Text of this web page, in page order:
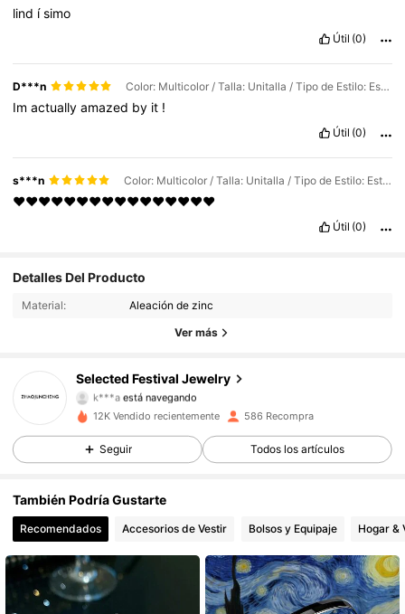
lind ísimo
Útil (0)
D***n Color: Multicolor / Talla: Unitalla / Tipo de Estilo: Estilo 1
Imactuallyamazed by it !
Útil (0)
s***n Color: Multicolor / Talla: Unitalla / Tipo de Estilo: Estilo 1
♥♥♥♥♥♥♥♥♥♥♥♥♥♥♥♥
Útil (0)
Detalles Del Producto
Material: Aleación de zinc
Ver más
Selected Festival Jewelry
4,86 269 Seguidores
k***aestá navegando
4,86
269 Seguidores
4,86 269 Seguidores
4,86 269 Seguidores
4,86
12K Vendido recientemente 586 Recompra
Seguir Todos los artículos
También Podría Gustarte
Recomendados Accesorios de Vestir Bolsos y Equipaje Hogar &